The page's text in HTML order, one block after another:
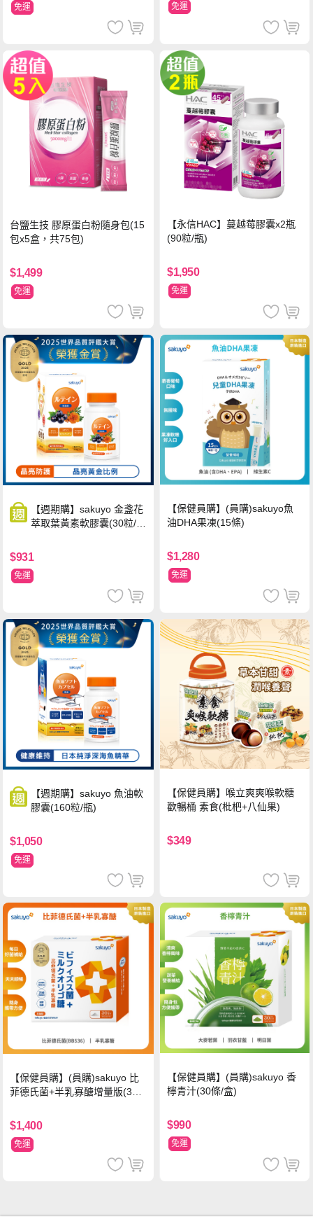
免運 免運
台鹽生技 膠原蛋白粉隨身包(15
包x5盒，共75包)
$1,499
免運
【永信HAC】蔓越莓膠囊x2瓶
(90粒/瓶)
$1,950
免運
【週期購】sakuyo 金盞花
萃取葉黃素軟膠囊(30粒/
$931
免運
【保健員購】(員購)sakuyo魚
油DHA果凍(15條)
$1,280
免運
【週期購】sakuyo 魚油軟
膠囊(160粒/瓶)
$1,050
免運
【保健員購】喉立爽爽喉軟糖
歡暢桶 素食(枇杷+八仙果)
$349
【保健員購】(員購)sakuyo 比
菲德氏菌+半乳寡醣增量版(30
$1,400
免運
【保健員購】(員購)sakuyo 香
檸青汁(30條/盒)
$990
免運